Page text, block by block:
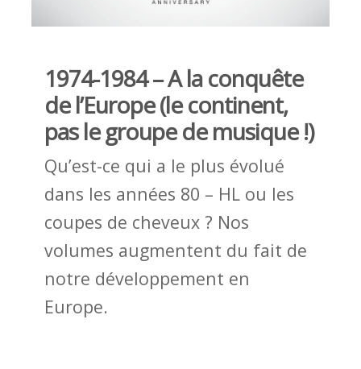
1974-1984 – A la conquête
de l’Europe (le continent,
pas le groupe de musique !)
Qu’est-ce qui a le plus évolué
dans les années 80 – HL ou les
coupes de cheveux ? Nos
volumes augmentent du fait de
notre développement en
Europe.